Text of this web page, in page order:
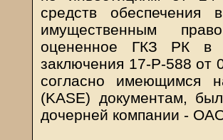
средств обеспечения
имущественным
оцененное ГКЗ РК
заключения 17-Р-588 от
согласно имеющимся
(KASE) документам,
дочерней компании -